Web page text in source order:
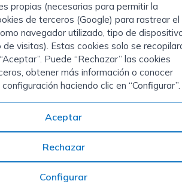
contacto
o comentarios sobre nuestra Política de
póngase en contacto con
datos de contacto:
S.L.
gdpr@isprox.com
se sincronizó con
propias (necesarias para permitir la
de terceros (Google) para rastrear el
navegador utilizado, tipo de
de visitas). Estas cookies solo se
Puede “Rechazar” las cookies
obtener más información o conocer
haciendo clic en “Configurar”.
Aceptar
Rechazar
Configurar
Servicios:
Empresas
| Selección de Directivos
Outsourcing de RRHH
Áreas de interés:
Candidatos
Quiénes somos
Contacto
Trabaja en ISPROX
Teléfono
+34 973 982 566